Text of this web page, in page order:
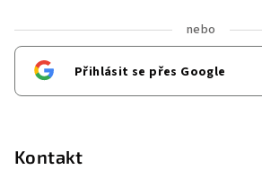
nebo
Přihlásit se přes Google
Kontakt